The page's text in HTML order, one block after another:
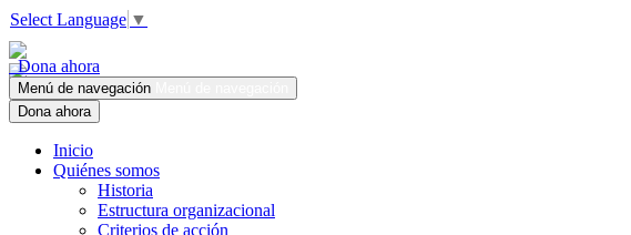
Select Language ▼
Dona ahora
Menú de navegación
Dona ahora
Inicio
Quiénes somos
Historia
Estructura organizacional
Criterios de acción